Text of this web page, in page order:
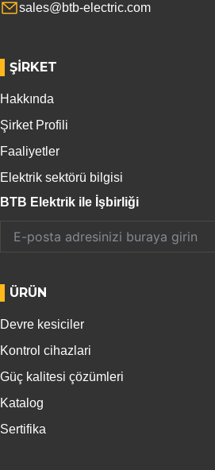
sales@btb-electric.com
ŞIRKET
Hakkında
Şirket Profili
Faaliyetler
Elektrik sektörü bilgisi
BTB Elektrik ile İşbirliği
ÜRÜN
Devre kesiciler
Kontrol cihazlari
Güç kalitesi çözümleri
Katalog
Sertifika